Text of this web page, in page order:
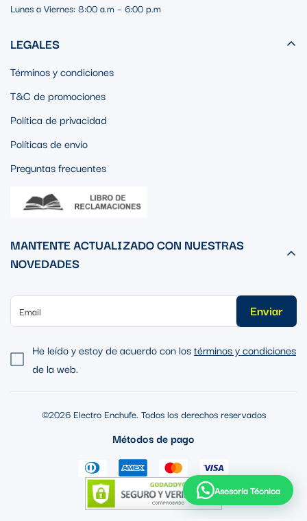
Lunes a Viernes: 8:00 a.m – 6:00 p.m
LEGALES
Términos y condiciones
T&C de promociones
Política de privacidad
Políticas de envío
Preguntas frecuentes
MANTENTE ACTUALIZADO CON NUESTRAS
NOVEDADES
Enviar
He leído y estoy de acuerdo con lostérminos y condiciones
de la web.
©2026 Electro Enchufe. Todos los derechos reservados
Métodos de pago
Asesoría Técnica